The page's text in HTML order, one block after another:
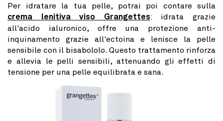
Per idratare la tua pelle, potrai poi contare sulla
crema lenitiva viso Grangettes: idrata grazie
all'acido ialuronico, offre una protezione anti-
inquinamento grazie all'ectoina e lenisce la pelle
sensibile con il bisabololo. Questo trattamento rinforza
e allevia le pelli sensibili, attenuando gli effetti di
tensione per una pelle equilibrata e sana.